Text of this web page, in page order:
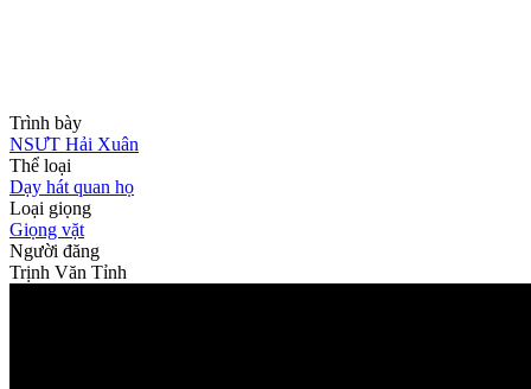
Trình bày
NSƯT Hải Xuân
Thể loại
Dạy hát quan họ
Loại giọng
Giọng vặt
Người đăng
Trịnh Văn Tỉnh